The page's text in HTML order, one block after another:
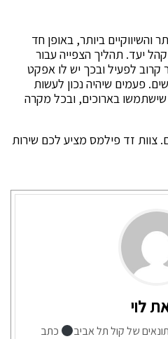
והשיווקיים ביותר, באופן חד
יעד. תהליך הצפייה עבור
לפעיל ובכך יש לו אפקט
פעמים שיהיה נכון לעשות
בארוכים, ובכל מקרה
צוות זד פילמס מציע לכם שירות
לוי
של קול תל אביב
כתב